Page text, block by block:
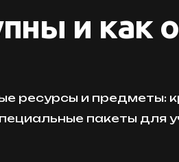
и как
ресурсы и предметы:
пакеты для